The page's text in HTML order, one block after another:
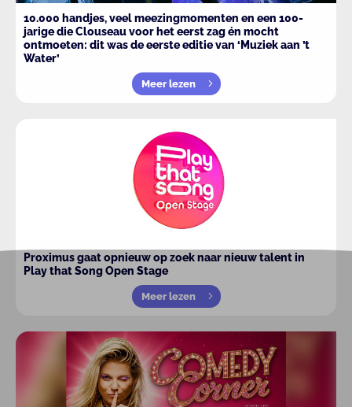
10.000 handjes, veel meezingmomenten en een 100-
jarige die Clouseau voor het eerst zag én mocht
ontmoeten: dit was de eerste editie van ‘Muziek aan ’t
Water’
Meer lezen
Proximus gaat opnieuw op zoek naar nieuw talent in
Play that Song Open Stage
Meer lezen